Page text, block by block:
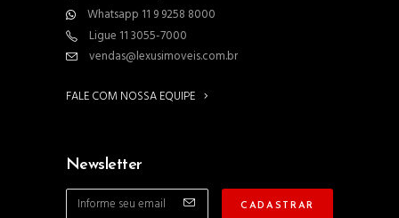
Whatsapp 11 9 9258 8000
Ligue 11 3055-7000
vendas@lexusimoveis.com.br
FALE COM NOSSA EQUIPE
Newsletter